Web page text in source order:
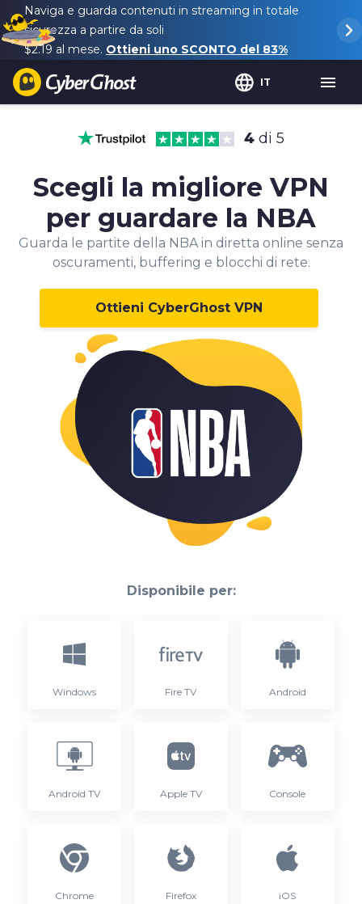
Naviga e guarda contenuti in streaming in totale
sicurezza a partire da soli
$2.19 al mese. Ottieni uno SCONTO del 83%
IT
4 di 5
Scegli la migliore VPN
per guardare la NBA
Guarda le partite della NBA in diretta online senza
oscuramenti, buffering e blocchi di rete.
Ottieni CyberGhost VPN
Disponibile per:
Windows Fire TV Android
Android TV Apple TV Console
Chrome Firefox iOS